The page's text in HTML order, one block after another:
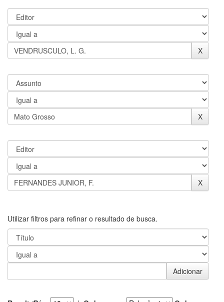
Utilizar filtros para refinar o resultado de busca.